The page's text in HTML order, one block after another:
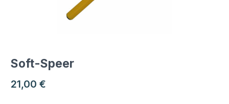
Soft-Speer
Regulärer Preis:
21,00 €